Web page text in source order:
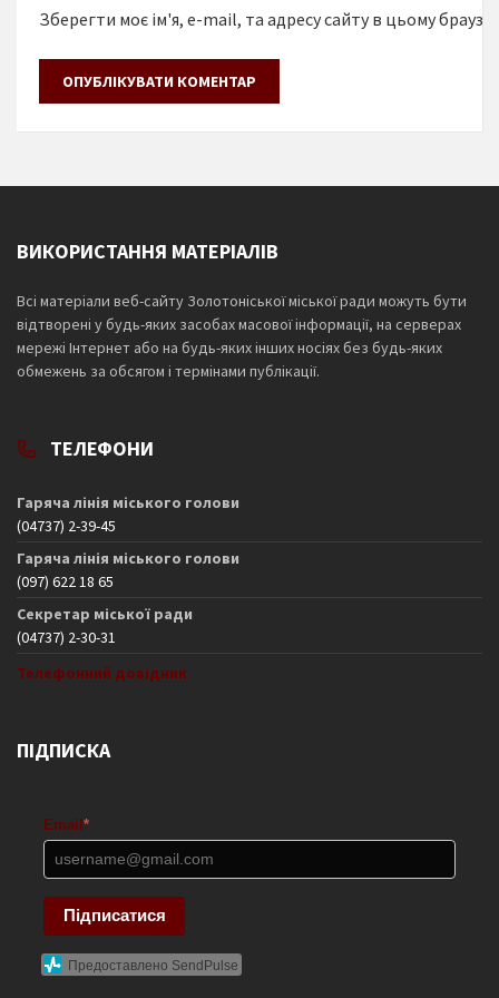
Зберегти моє ім'я, e-mail, та адресу сайту в цьому
ВИКОРИСТАННЯ МАТЕРІАЛІВ
Всі матеріали веб-сайту Золотоніської міської ради можуть бути
відтворені у будь-яких засобах масової інформації, на серверах
мережі Інтернет або на будь-яких інших носіях без будь-яких
обмежень за обсягом і термінами публікації.
ТЕЛЕФОНИ
Гаряча лінія міського голови
(04737) 2-39-45
Гаряча лінія міського голови
(097) 622 18 65
Секретар міської ради
(04737) 2-30-31
Телефонний довідник
ПІДПИСКА
Email*
Підписатися
Предоставлено SendPulse